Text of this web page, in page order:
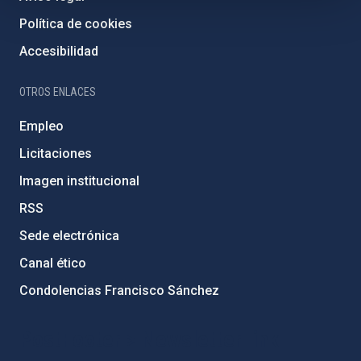
Política de cookies
Accesibilidad
OTROS ENLACES
Empleo
Licitaciones
Imagen institucional
RSS
Sede electrónica
Canal ético
Condolencias Francisco Sánchez